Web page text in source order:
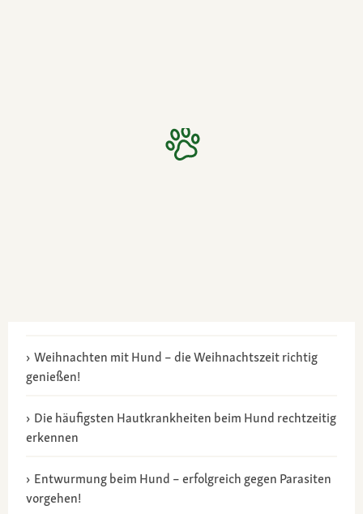
Weihnachten mit Hund – die Weihnachtszeit richtig
genießen!
Die häufigsten Hautkrankheiten beim Hund rechtzeitig
erkennen
Entwurmung beim Hund – erfolgreich gegen Parasiten
vorgehen!